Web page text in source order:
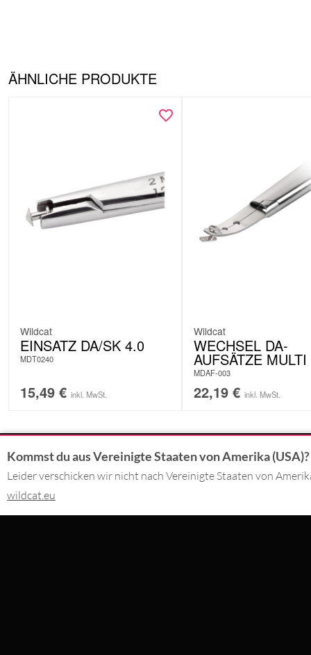
ÄHNLICHE PRODUKTE
Wildcat
EINSATZ DA/SK 4.0
MDT0240
15,49 € inkl. MwSt.
Wildcat
WECHSEL DA-
AUFSÄTZE MULTI
MDAF-003
22,19 € inkl. MwSt.
KONTAKT
02562 - 99 29 90
DU
Kommst du aus Vereinigte Staaten von Amerika (USA)?
Leider verschicken wir nicht nach Vereinigte Staaten von
wildcat.eu